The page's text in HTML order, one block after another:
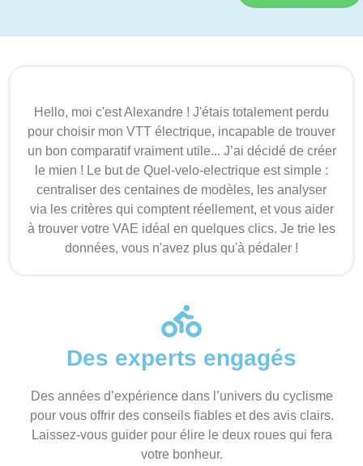
Hello, moi c'est Alexandre ! J'étais totalement perdu
pour choisir mon VTT électrique, incapable de trouver
un bon comparatif vraiment utile... J’ai décidé de créer
le mien ! Le but de Quel-velo-electrique est simple :
centraliser des centaines de modèles, les analyser
via les critères qui comptent réellement, et vous aider
à trouver votre VAE idéal en quelques clics. Je trie les
données, vous n'avez plus qu'à pédaler !
Des experts engagés
Des années d’expérience dans l’univers du cyclisme
pour vous offrir des conseils fiables et des avis clairs.
Laissez-vous guider pour élire le deux roues qui fera
votre bonheur.